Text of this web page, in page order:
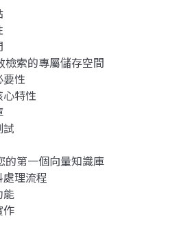
檢索的專屬儲存空間
要性
心特性
試
的第一個向量知識庫
理流程
能
作